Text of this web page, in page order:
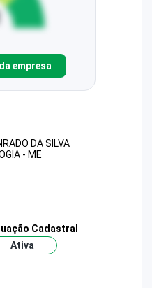
empresa
DA SILVA
- ME
Cadastral
Ativa